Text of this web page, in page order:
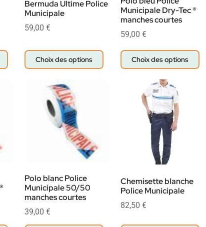
Bermuda Ultime Police
Municipale
59,00€
Choix des options
Municipale Dry-Tec ®
manches courtes
59,00 €
Choix des options
Polo blanc Police
Municipale 50/50
manches courtes
39,00€
Chemisette blanche
Police Municipale
82,50 €